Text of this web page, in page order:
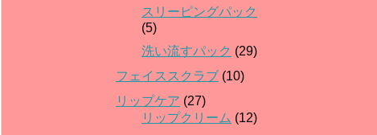
スリーピングパック
(5)
洗い流すパック (29)
フェイススクラブ (10)
リップケア (27)
リップクリーム (12)